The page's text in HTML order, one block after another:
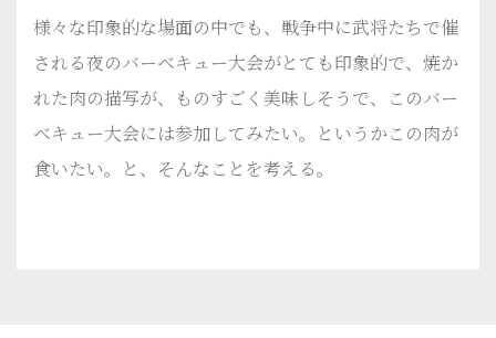
様々な印象的な場面の中でも、戦争中に武将たちで催
される夜のバーベキュー大会がとても印象的で、焼か
れた肉の描写が、ものすごく美味しそうで、このバー
ベキュー大会には参加してみたい。というかこの肉が
食いたい。と、そんなことを考える。